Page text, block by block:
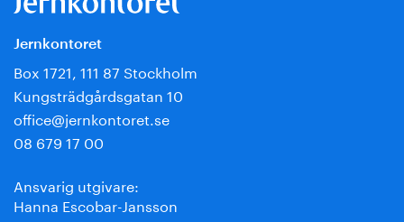
Jernkontoret
Box 1721, 111 87 Stockholm
Kungsträdgårdsgatan 10
office@jernkontoret.se
08 679 17 00
Ansvarig utgivare:
Hanna Escobar-Jansson